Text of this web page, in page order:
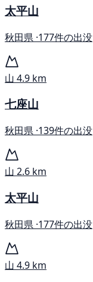
太平山
秋田県 ·177件の出没
山 4.9 km
七座山
秋田県 ·139件の出没
山 2.6 km
太平山
秋田県 ·177件の出没
山 4.9 km